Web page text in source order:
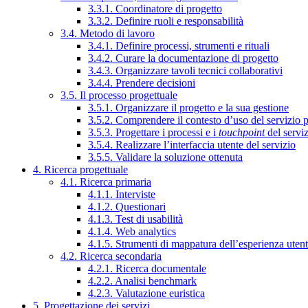
3.3.1. Coordinatore di progetto
3.3.2. Definire ruoli e responsabilità
3.4. Metodo di lavoro
3.4.1. Definire processi, strumenti e rituali
3.4.2. Curare la documentazione di progetto
3.4.3. Organizzare tavoli tecnici collaborativi
3.4.4. Prendere decisioni
3.5. Il processo progettuale
3.5.1. Organizzare il progetto e la sua gestione
3.5.2. Comprendere il contesto d’uso del servizio
3.5.3. Progettare i processi e i touchpointdel
3.5.4. Realizzare l’interfaccia utente del servizio
3.5.5. Validare la soluzione ottenuta
4. Ricerca progettuale
4.1. Ricerca primaria
4.1.1. Interviste
4.1.2. Questionari
4.1.3. Test di usabilità
4.1.4. Web analytics
4.1.5. Strumenti di mappatura dell’esperienza
4.2. Ricerca secondaria
4.2.1. Ricerca documentale
4.2.2. Analisi benchmark
4.2.3. Valutazione euristica
5. Progettazione dei servizi